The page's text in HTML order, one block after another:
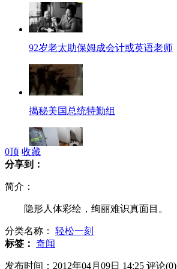
92岁老太助保姆成会计或英语老师
揭秘美国总统特勤组
泰坦尼克号纪念之旅重现当年场景
0顶 收藏
分享到：
简介：
隐形人体彩绘，绚丽难识真面目。
分类名称： 轻松一刻
标签： 奇闻
发布时间：2012年04月09日 14:25 评论(0)